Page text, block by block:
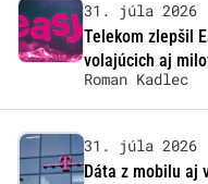
31. júla 2026
Telekom zlepšil
volajúcich aj
Roman Kadlec
31. júla 2026
Dáta z mobilu aj